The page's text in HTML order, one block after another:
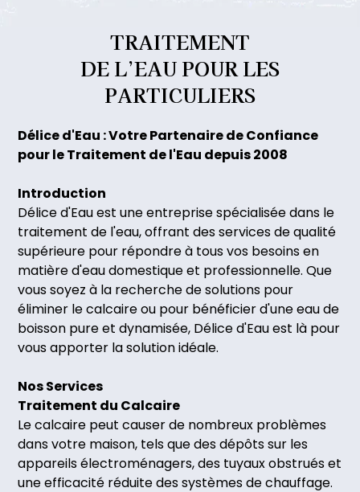
TRAITEMENT
DE L’EAU POUR LES
PARTICULIERS
Délice d'Eau : Votre Partenaire de Confiance
pour le Traitement de l'Eau depuis 2008
Introduction
Délice d'Eau est une entreprise spécialisée dans le
traitement de l'eau, offrant des services de qualité
supérieure pour répondre à tous vos besoins en
matière d'eau domestique et professionnelle. Que
vous soyez à la recherche de solutions pour
éliminer le calcaire ou pour bénéficier d'une eau de
boisson pure et dynamisée, Délice d'Eau est là pour
vous apporter la solution idéale.
Nos Services
Traitement du Calcaire
Le calcaire peut causer de nombreux problèmes
dans votre maison, tels que des dépôts sur les
appareils électroménagers, des tuyaux obstrués et
une efficacité réduite des systèmes de chauffage.